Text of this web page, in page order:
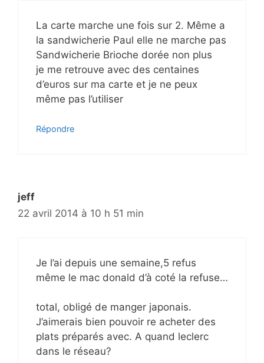
La carte marche une fois sur 2. Même a
la sandwicherie Paul elle ne marche pas
Sandwicherie Brioche dorée non plus
je me retrouve avec des centaines
d’euros sur ma carte et je ne peux
même pas l’utiliser
Répondre
jeff
22 avril 2014 à 10 h 51 min
Je l’ai depuis une semaine,5 refus
même le mac donald d’à coté la refuse…
total, obligé de manger japonais.
J’aimerais bien pouvoir re acheter des
plats préparés avec. A quand leclerc
dans le réseau?